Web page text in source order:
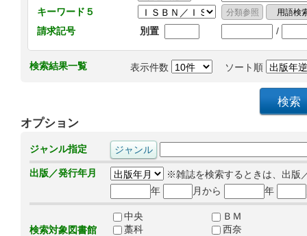
キーワード５
請求記号
別置 /
検索結果一覧 表示件数 ソート順
オプション
ジャンル指定
出版／発行年月
※雑誌を検索するときは、出版
年
月から 年
検索対象図書館
中央
ＢＭ
藁科
西奈